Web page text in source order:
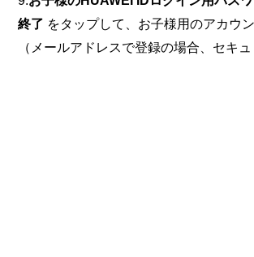
終了 をタップして、お子様用のアカウ
（メールアドレスで登録の場合、セキ